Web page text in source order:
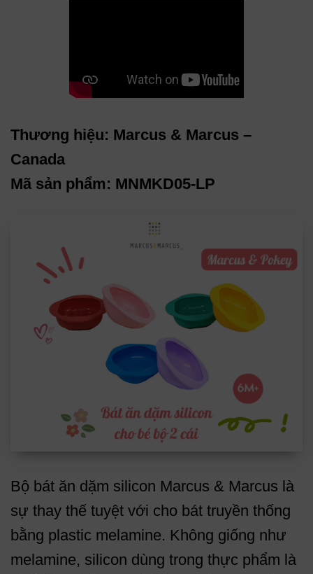
Thương hiệu: Marcus & Marcus –
Canada
Mã sản phẩm: MNMKD05-LP
Bộ bát ăn dặm silicon Marcus & Marcus là
sự thay thế tuyệt với cho bát truyền thống
bằng plastic melamine. Không giống như
melamine, silicon dùng trong thực phẩm là